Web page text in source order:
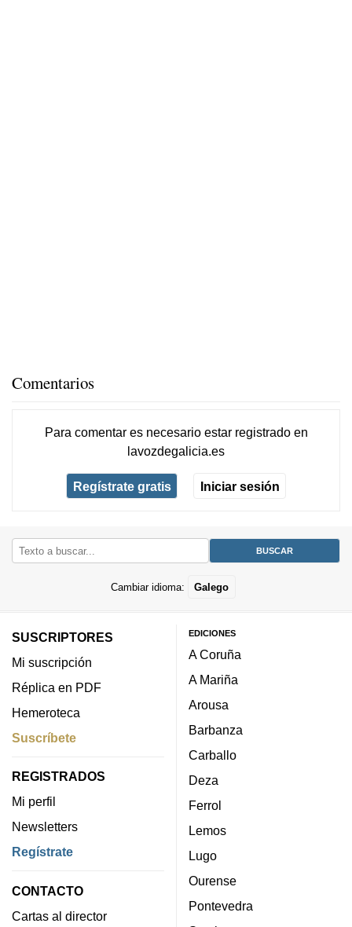
Comentarios
Para comentar es necesario estar registradoen
lavozdegalicia.es
Regístrate gratis Iniciar sesión
Cambiar idioma: Galego
SUSCRIPTORES
Mi suscripción
Réplica en PDF
Hemeroteca
Suscríbete
REGISTRADOS
Mi perfil
Newsletters
Regístrate
CONTACTO
Cartas al director
EDICIONES
A Coruña
A Mariña
Arousa
Barbanza
Carballo
Deza
Ferrol
Lemos
Lugo
Ourense
Pontevedra